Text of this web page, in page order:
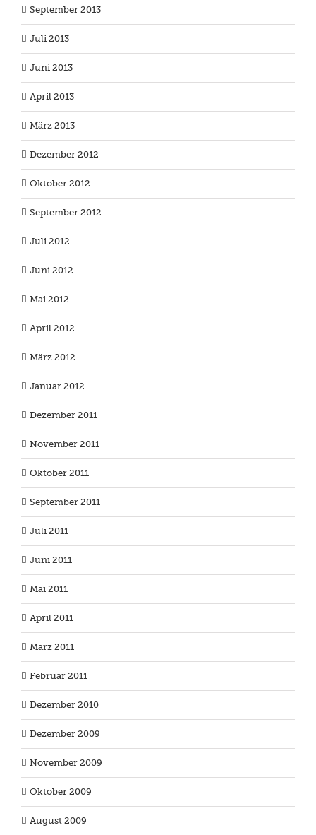
September 2013
Juli 2013
Juni 2013
April 2013
März 2013
Dezember 2012
Oktober 2012
September 2012
Juli 2012
Juni 2012
Mai 2012
April 2012
März 2012
Januar 2012
Dezember 2011
November 2011
Oktober 2011
September 2011
Juli 2011
Juni 2011
Mai 2011
April 2011
März 2011
Februar 2011
Dezember 2010
Dezember 2009
November 2009
Oktober 2009
August 2009